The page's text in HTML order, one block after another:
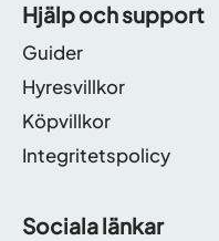
Hjälp och support
Guider
Hyresvillkor
Köpvillkor
Integritetspolicy
Sociala länkar